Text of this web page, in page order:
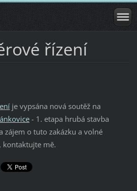
řízení
je vypsána nová soutěž na
- 1. etapa hrubá stavba
zájem o tuto zakázku a volné
kontaktujte mě.